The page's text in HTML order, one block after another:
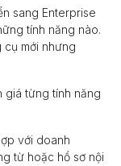
sang Enterprise
tính năng nào.
cụ mới nhưng
giá từng tính năng
với doanh
từ hoặc hồ sơ nội